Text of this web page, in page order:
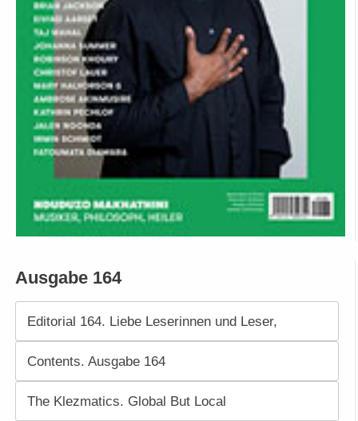
Ausgabe 164
Editorial 164. Liebe Leserinnen und Leser,
Contents. Ausgabe 164
The Klezmatics. Global But Local